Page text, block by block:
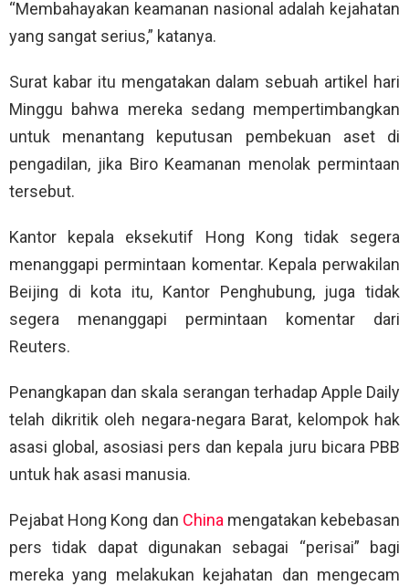
“Membahayakan keamanan nasional adalah kejahatan
yang sangat serius,” katanya.
Surat kabar itu mengatakan dalam sebuah artikel hari
Minggu bahwa mereka sedang mempertimbangkan
untuk menantang keputusan pembekuan aset di
pengadilan, jika Biro Keamanan menolak permintaan
tersebut.
Kantor kepala eksekutif Hong Kong tidak segera
menanggapi permintaan komentar. Kepala perwakilan
Beijing di kota itu, Kantor Penghubung, juga tidak
segera menanggapi permintaan komentar dari
Reuters.
Penangkapan dan skala serangan terhadap Apple Daily
telah dikritik oleh negara-negara Barat, kelompok hak
asasi global, asosiasi pers dan kepala juru bicara PBB
untuk hak asasi manusia.
Pejabat Hong Kong dan Chinamengatakan kebebasan
pers tidak dapat digunakan sebagai “perisai” bagi
mereka yang melakukan kejahatan dan mengecam